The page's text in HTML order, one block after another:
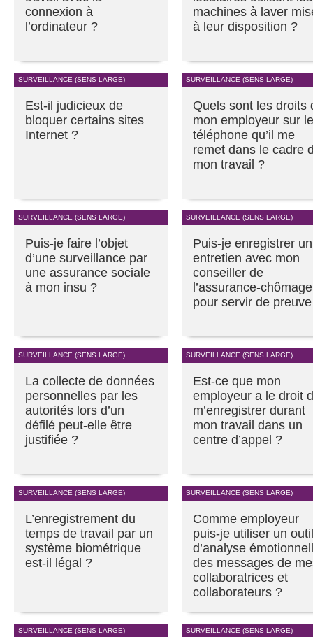
connexion à
l’ordinateur ?
machines à laver
à leur disposition ?
SURVEILLANCE (SENS LARGE)
Est-il judicieux de
bloquer certains sites
Internet ?
SURVEILLANCE (SENS LARGE)
Quels sont les droits
mon employeur sur le
téléphone qu’il me
remet dans le cadre
mon travail ?
SURVEILLANCE (SENS LARGE)
Puis-je faire l’objet
d’une surveillance par
une assurance sociale
à mon insu ?
SURVEILLANCE (SENS LARGE)
Puis-je enregistrer un
entretien avec mon
conseiller de
l’assurance-chômage
pour servir de
SURVEILLANCE (SENS LARGE)
La collecte de données
personnelles par les
autorités lors d’un
défilé peut-elle être
justifiée ?
SURVEILLANCE (SENS LARGE)
Est-ce que mon
employeur a le droit
m’enregistrer durant
mon travail dans un
centre d’appel ?
SURVEILLANCE (SENS LARGE)
L’enregistrement du
temps de travail par un
système biométrique
est-il légal ?
SURVEILLANCE (SENS LARGE)
Comme employeur
puis-je utiliser un outil
d’analyse
des messages de
collaboratrices et
collaborateurs ?
SURVEILLANCE (SENS LARGE) SURVEILLANCE (SENS LARGE)